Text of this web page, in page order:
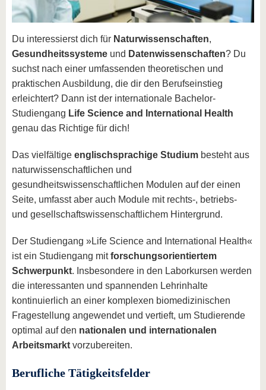
Du interessierst dich für Naturwissenschaften,
Gesundheitssysteme und Datenwissenschaften? Du
suchst nach einer umfassenden theoretischen und
praktischen Ausbildung, die dir den Berufseinstieg
erleichtert? Dann ist der internationale Bachelor-
Studiengang Life Science and International Health
genau das Richtige für dich!
Das vielfältige englischsprachige Studium besteht aus
naturwissenschaftlichen und
gesundheitswissenschaftlichen Modulen auf der einen
Seite, umfasst aber auch Module mit rechts-, betriebs-
und gesellschaftswissenschaftlichem Hintergrund.
Der Studiengang »Life Science and International Health«
ist ein Studiengang mitforschungsorientiertem
Schwerpunkt. Insbesondere in den Laborkursen werden
die interessanten und spannenden Lehrinhalte
kontinuierlich an einer komplexen biomedizinischen
Fragestellung angewendet und vertieft, um Studierende
optimal auf den nationalen und internationalen
Arbeitsmarkt vorzubereiten.
Berufliche Tätigkeitsfelder